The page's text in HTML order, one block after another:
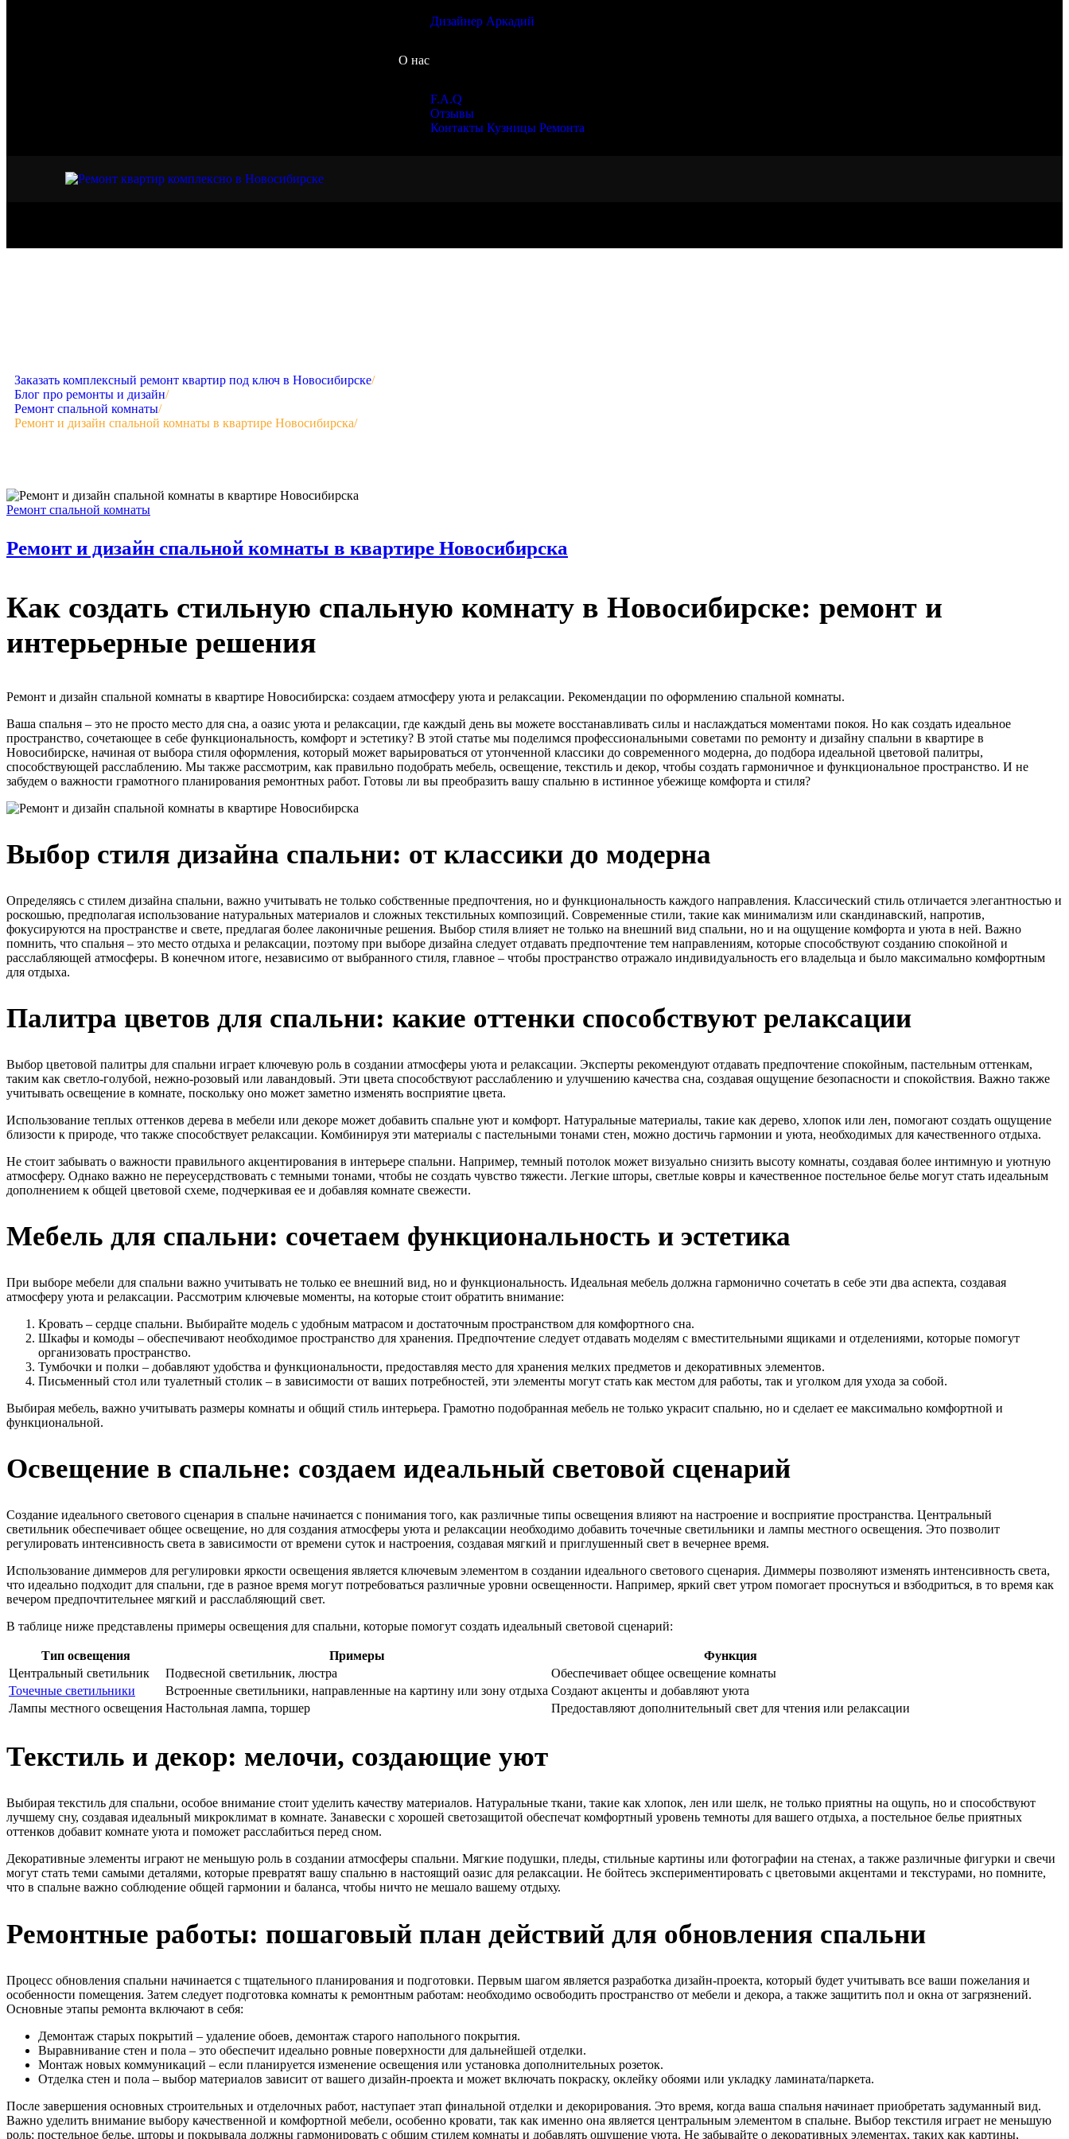
Дизайнер Аркадий
О нас
F.A.Q
Отзывы
Контакты Кузницы Ремонта
Заказать комплексный ремонт квартир под ключ в Новосибирске/
Блог про ремонты и дизайн/
Ремонт спальной комнаты/
Ремонт и дизайн спальной комнаты в квартире Новосибирска/
Ремонт спальной комнаты
Ремонт и дизайн спальной комнаты в квартире Новосибирска
Как создать стильную спальную комнату в Новосибирске: ремонт и
интерьерные решения
Ремонт и дизайн спальной комнаты в квартире Новосибирска: создаем атмосферу уюта и релаксации. Рекомендации по оформлению спальной комнаты.
Ваша спальня – это не просто место для сна, а оазис уюта и релаксации, где каждый день вы можете восстанавливать силы и наслаждаться моментами покоя. Но как создать идеальное
пространство, сочетающее в себе функциональность, комфорт и эстетику? В этой статье мы поделимся профессиональными советами по ремонту и дизайну спальни в квартире в
Новосибирске, начиная от выбора стиля оформления, который может варьироваться от утонченной классики до современного модерна, до подбора идеальной цветовой палитры,
способствующей расслаблению. Мы также рассмотрим, как правильно подобрать мебель, освещение, текстиль и декор, чтобы создать гармоничное и функциональное пространство. И не
забудем о важности грамотного планирования ремонтных работ. Готовы ли вы преобразить вашу спальню в истинное убежище комфорта и стиля?
Выбор стиля дизайна спальни: от классики до модерна
Определяясь с стилем дизайна спальни, важно учитывать не только собственные предпочтения, но и функциональность каждого направления. Классический стиль отличается элегантностью и
роскошью, предполагая использование натуральных материалов и сложных текстильных композиций. Современные стили, такие как минимализм или скандинавский, напротив,
фокусируются на пространстве и свете, предлагая более лаконичные решения. Выбор стиля влияет не только на внешний вид спальни, но и на ощущение комфорта и уюта в ней. Важно
помнить, что спальня – это место отдыха и релаксации, поэтому при выборе дизайна следует отдавать предпочтение тем направлениям, которые способствуют созданию спокойной и
расслабляющей атмосферы. В конечном итоге, независимо от выбранного стиля, главное – чтобы пространство отражало индивидуальность его владельца и было максимально комфортным
для отдыха.
Палитра цветов для спальни: какие оттенки способствуют релаксации
Выбор цветовой палитры для спальни играет ключевую роль в создании атмосферы уюта и релаксации. Эксперты рекомендуют отдавать предпочтение спокойным, пастельным оттенкам,
таким как светло-голубой, нежно-розовый или лавандовый. Эти цвета способствуют расслаблению и улучшению качества сна, создавая ощущение безопасности и спокойствия. Важно также
учитывать освещение в комнате, поскольку оно может заметно изменять восприятие цвета.
Использование теплых оттенков дерева в мебели или декоре может добавить спальне уют и комфорт. Натуральные материалы, такие как дерево, хлопок или лен, помогают создать ощущение
близости к природе, что также способствует релаксации. Комбинируя эти материалы с пастельными тонами стен, можно достичь гармонии и уюта, необходимых для качественного отдыха.
Не стоит забывать о важности правильного акцентирования в интерьере спальни. Например, темный потолок может визуально снизить высоту комнаты, создавая более интимную и уютную
атмосферу. Однако важно не переусердствовать с темными тонами, чтобы не создать чувство тяжести. Легкие шторы, светлые ковры и качественное постельное белье могут стать идеальным
дополнением к общей цветовой схеме, подчеркивая ее и добавляя комнате свежести.
Мебель для спальни: сочетаем функциональность и эстетика
При выборе мебели для спальни важно учитывать не только ее внешний вид, но и функциональность. Идеальная мебель должна гармонично сочетать в себе эти два аспекта, создавая
атмосферу уюта и релаксации. Рассмотрим ключевые моменты, на которые стоит обратить внимание:
Кровать – сердце спальни. Выбирайте модель с удобным матрасом и достаточным пространством для комфортного сна.
Шкафы и комоды – обеспечивают необходимое пространство для хранения. Предпочтение следует отдавать моделям с вместительными ящиками и отделениями, которые помогут
организовать пространство.
Тумбочки и полки – добавляют удобства и функциональности, предоставляя место для хранения мелких предметов и декоративных элементов.
Письменный стол или туалетный столик – в зависимости от ваших потребностей, эти элементы могут стать как местом для работы, так и уголком для ухода за собой.
Выбирая мебель, важно учитывать размеры комнаты и общий стиль интерьера. Грамотно подобранная мебель не только украсит спальню, но и сделает ее максимально комфортной и
функциональной.
Освещение в спальне: создаем идеальный световой сценарий
Создание идеального светового сценария в спальне начинается с понимания того, как различные типы освещения влияют на настроение и восприятие пространства. Центральный
светильник обеспечивает общее освещение, но для создания атмосферы уюта и релаксации необходимо добавить точечные светильники и лампы местного освещения. Это позволит
регулировать интенсивность света в зависимости от времени суток и настроения, создавая мягкий и приглушенный свет в вечернее время.
Использование диммеров для регулировки яркости освещения является ключевым элементом в создании идеального светового сценария. Диммеры позволяют изменять интенсивность света,
что идеально подходит для спальни, где в разное время могут потребоваться различные уровни освещенности. Например, яркий свет утром помогает проснуться и взбодриться, в то время как
вечером предпочтительнее мягкий и расслабляющий свет.
В таблице ниже представлены примеры освещения для спальни, которые помогут создать идеальный световой сценарий:
Тип освещения Примеры
Функция
Центральный светильник
Подвесной светильник, люстра
Обеспечивает общее освещение комнаты
Точечные светильники
Встроенные светильники, направленные на картину или зону отдыха Создают акценты и добавляют уюта
Лампы местного освещения Настольная лампа, торшер Предоставляют дополнительный свет для чтения или релаксации
Текстиль и декор: мелочи, создающие уют
Выбирая текстиль для спальни, особое внимание стоит уделить качеству материалов. Натуральные ткани, такие как хлопок, лен или шелк, не только приятны на ощупь, но и способствуют
лучшему сну, создавая идеальный микроклимат в комнате. Занавески с хорошей светозащитой обеспечат комфортный уровень темноты для вашего отдыха, а постельное белье приятных
оттенков добавит комнате уюта и поможет расслабиться перед сном.
Декоративные элементы играют не меньшую роль в создании атмосферы спальни. Мягкие подушки, пледы, стильные картины или фотографии на стенах, а также различные фигурки и свечи
могут стать теми самыми деталями, которые превратят вашу спальню в настоящий оазис для релаксации. Не бойтесь экспериментировать с цветовыми акцентами и текстурами, но помните,
что в спальне важно соблюдение общей гармонии и баланса, чтобы ничто не мешало вашему отдыху.
Ремонтные работы: пошаговый план действий для обновления спальни
Процесс обновления спальни начинается с тщательного планирования и подготовки. Первым шагом является разработка дизайн-проекта, который будет учитывать все ваши пожелания и
особенности помещения. Затем следует подготовка комнаты к ремонтным работам: необходимо освободить пространство от мебели и декора, а также защитить пол и окна от загрязнений.
Основные этапы ремонта включают в себя:
Демонтаж старых покрытий – удаление обоев, демонтаж старого напольного покрытия.
Выравнивание стен и пола – это обеспечит идеально ровные поверхности для дальнейшей отделки.
Монтаж новых коммуникаций – если планируется изменение освещения или установка дополнительных розеток.
Отделка стен и пола – выбор материалов зависит от вашего дизайн-проекта и может включать покраску, оклейку обоями или укладку ламината/паркета.
После завершения основных строительных и отделочных работ, наступает этап финальной отделки и декорирования. Это время, когда ваша спальня начинает приобретать задуманный вид.
Важно уделить внимание выбору качественной и комфортной мебели, особенно кровати, так как именно она является центральным элементом в спальне. Выбор текстиля играет не меньшую
роль: постельное белье, шторы и покрывала должны гармонировать с общим стилем комнаты и добавлять ощущение уюта. Не забывайте о декоративных элементах, таких как картины,